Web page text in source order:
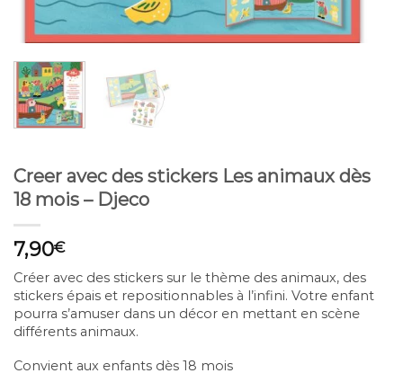
Creer avec des stickers Les animaux dès
18 mois – Djeco
7,90€
Créer avec des stickers sur le thème des animaux, des
stickers épais et repositionnables à l’infini. Votre enfant
pourra s’amuser dans un décor en mettant en scène
différents animaux.
Convient aux enfants dès 18 mois